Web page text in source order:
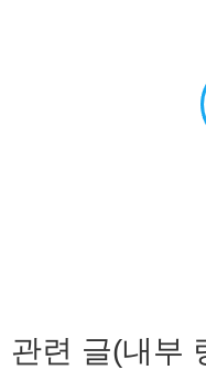
관련 글(내부